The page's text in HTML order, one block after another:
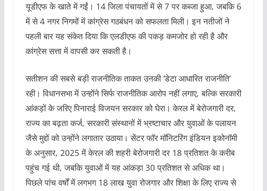
यूडीएफ के खाते में गईं। 14 जिला पंचायतों में से 7 पर कब्जा हुआ, जबकि 6
में से 4 नगर निगमों में कांग्रेस गठबंधन को सफलता मिली। इन नतीजों ने
पहली बार यह संकेत दिया कि एलडीएफ की पकड़ कमजोर हो रही है और
कांग्रेस सत्ता में वापसी कर सकती है।
सतीशन की सबसे बड़ी राजनीतिक ताकत उनकी ‘डेटा आधारित राजनीति’
रही। विधानसभा में उन्होंने सिर्फ राजनीतिक आरोप नहीं लगाए, बल्कि सरकारी
आंकड़ों के जरिए पिनाराई विजयन सरकार को घेरा। केरल में बेरोजगारी दर,
राज्य का बढ़ता कर्ज, सरकारी संस्थानों में भ्रष्टाचार और युवाओं के पलायन
जैसे मुद्दों को उन्होंने लगातार उठाया। सेंटर फॉर मॉनिटरिंग इंडियन इकोनॉमी
के अनुसार, 2025 में केरल की शहरी बेरोजगारी दर 18 प्रतिशत के करीब
पहुंच गई थी, जबकि युवाओं में यह आंकड़ा 30 प्रतिशत से अधिक था।
पिछले पांच वर्षों में लगभग 18 लाख युवा रोजगार और शिक्षा के लिए राज्य से